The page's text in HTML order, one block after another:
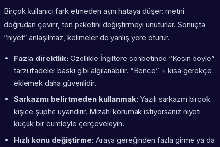
Birçok kullanıcı fark etmeden aynı hataya düşer: metni
doğrudan çevirir, ton paketini değiştirmeyi unuturlar. Sonuçta
“niyet” anlaşılmaz, kelimeler de yanlış yere oturur.
Fazla direktlik: Özellikle İngiltere sohbetinde “Kesin böyle”
tarzı ifadeler baskı gibi algılanabilir. “Bence” + kısa gerekçe
eklemek daha güvenlidir.
Sarkazmı belirtmeden kullanmak: Yazılı sarkazm birçok
kişide şüphe uyandırır. Mizahı korumak istiyorsanız niyeti
küçük bir cümleyle çerçeveleyin.
Hızlı konu değiştirme: Araya gereğinden fazla girme ya da